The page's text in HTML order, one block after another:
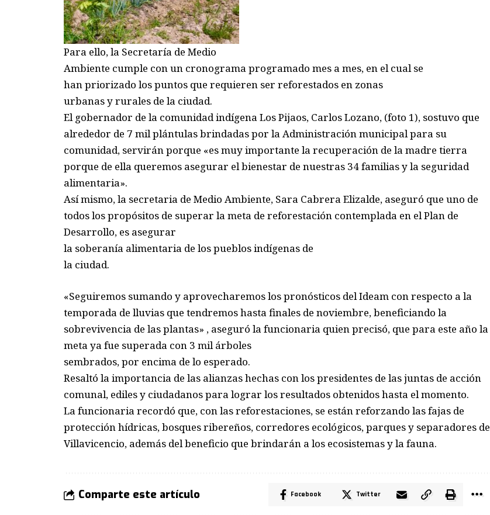
Para ello, la Secretaría de Medio
Ambiente cumple con un cronograma programado mes a mes, en el cual se
han priorizado los puntos que requieren ser reforestados en zonas
urbanas y rurales de la ciudad.
El gobernador de la comunidad indígena Los Pijaos, Carlos Lozano, (foto 1), sostuvo que
alrededor de 7 mil plántulas brindadas por la Administración municipal para su
comunidad, servirán porque «es muy importante la recuperación de la madre tierra
porque de ella queremos asegurar el bienestar de nuestras 34 familias y la seguridad
alimentaria».
Así mismo, la secretaria de Medio Ambiente, Sara Cabrera Elizalde, aseguró que uno de
todos los propósitos de superar la meta de reforestación contemplada en el Plan de
Desarrollo, es asegurar
la soberanía alimentaria de los pueblos indígenas de
la ciudad.
«Seguiremos sumando y aprovecharemos los pronósticos del Ideam con respecto a la
temporada de lluvias que tendremos hasta finales de noviembre, beneficiando la
sobrevivencia de las plantas» , aseguró la funcionaria quien precisó, que para este año la
meta ya fue superada con 3 mil árboles
sembrados, por encima de lo esperado.
Resaltó la importancia de las alianzas hechas con los presidentes de las juntas de acción
comunal, ediles y ciudadanos para lograr los resultados obtenidos hasta el momento.
La funcionaria recordó que, con las reforestaciones, se están reforzando las fajas de
protección hídricas, bosques ribereños, corredores ecológicos, parques y separadores de
Villavicencio, además del beneficio que brindarán a los ecosistemas y la fauna.
Comparte este artículo Facebook Twitter